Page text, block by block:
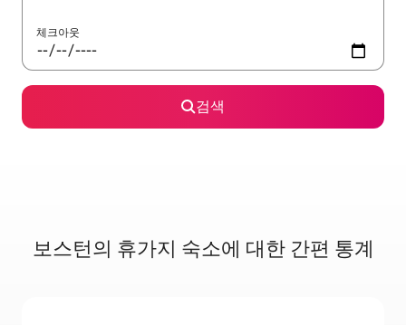
체크아웃
검색
보스턴의 휴가지 숙소에 대한 간편 통계